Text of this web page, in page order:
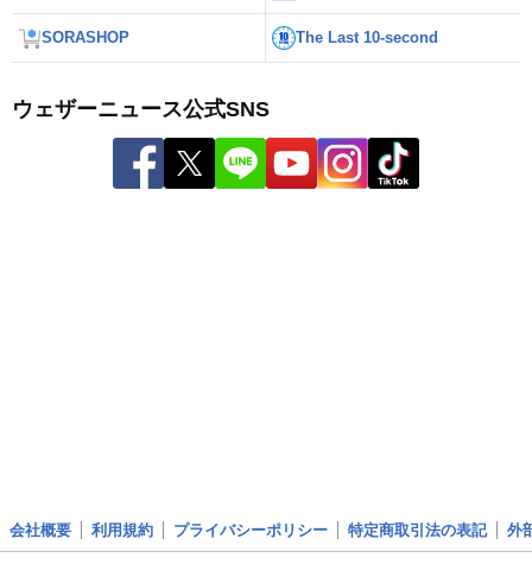
SORASHOP The Last 10-second
ウェザーニュース公式SNS
会社概要 利用規約 プライバシーポリシー 特定商取引法の表記 外